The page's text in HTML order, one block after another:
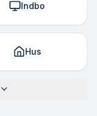
Indbo
Hus